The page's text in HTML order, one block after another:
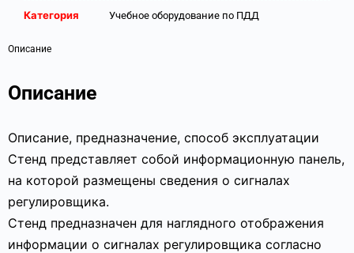
Категория Учебное оборудование по ПДД
Описание
Описание
Описание, предназначение, способ эксплуатации
Стенд представляет собой информационную панель,
на которой размещены сведения о сигналах
регулировщика.
Стенд предназначен для наглядного отображения
информации о сигналах регулировщика согласно